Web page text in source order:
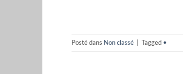
Posté dans Non classé Tagged •